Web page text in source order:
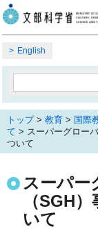
English
トップ> 教育 > 国際
て > スーパーグロー
ついて
スーパー
（SGH
いて